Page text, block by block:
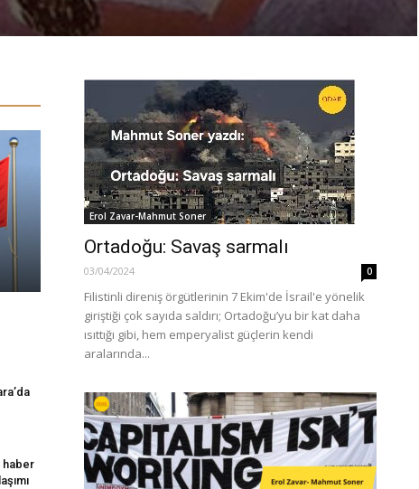
Erol Zavar-Mahmut Soner
Ortadoğu: Savaş sarmalı
03/04/2024 0
Filistinli direniş örgütlerinin 7 Ekim'de İsrail'e yönelik
giriştiği çok sayıda saldırı; Ortadoğu’yu bir kat daha
ısıttığı gibi, hem emperyalist güçlerin kendi
aralarında...
haber